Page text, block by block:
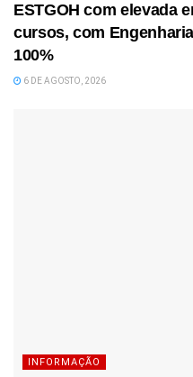
ESTGOH com elevada
cursos, com
100%
6 DE AGOSTO, 2026
INFORMAÇÃO